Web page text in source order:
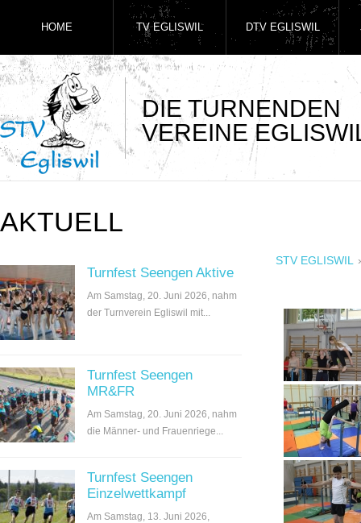
DIE TURNENDEN
VEREINE
HOME TV EGLISWIL DTV EGLISWIL
AKTUELL
Turnfest Seengen Aktive
Am Samstag, 20. Juni 2026, nahm
der Turnverein Egliswil mit...
Turnfest Seengen
MR&FR
Am Samstag, 20. Juni 2026, nahm
die Männer- und Frauenriege...
Turnfest Seengen
Einzelwettkampf
Am Samstag, 13. Juni 2026,
STV EGLISWIL